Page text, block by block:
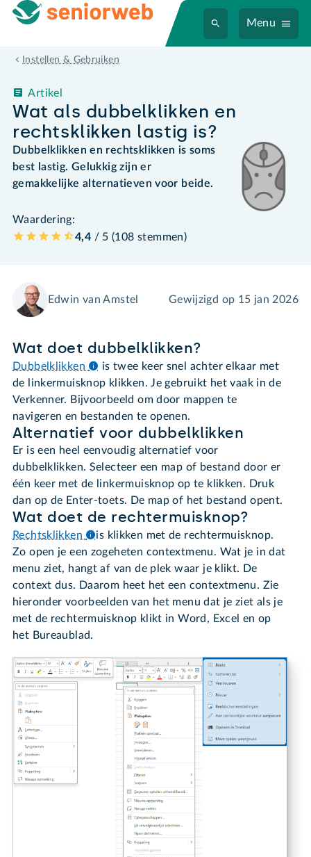
Menu
Instellen & Gebruiken
Wat als dubbelklikken en
rechtsklikken lastig is?
Artikel
Dubbelklikken en rechtsklikken is soms
best lastig. Gelukkig zijn er
gemakkelijke alternatieven voor beide.
Waardering:
4,4 / 5 (108 stemmen)
Edwin van Amstel Gewijzigd op 15 jan 2026
Wat doet dubbelklikken?
Dubbelklikken
is twee keer snel achter elkaar met
de linkermuisknop klikken. Je gebruikt het vaak in de
Verkenner. Bijvoorbeeld om door mappen te
navigeren en bestanden te openen.
Alternatief voor dubbelklikken
Er is een heel eenvoudig alternatief voor
dubbelklikken. Selecteer een map of bestand door er
één keer met de linkermuisknop op te klikken. Druk
dan op de Enter-toets. De map of het bestand opent.
Wat doet de rechtermuisknop?
Rechtsklikken
is klikken met de rechtermuisknop.
Zo open je een zogeheten contextmenu. Wat je in dat
menu ziet, hangt af van de plek waar je klikt. De
context dus. Daarom heet het een contextmenu. Zie
hieronder voorbeelden van het menu dat je ziet als je
met de rechtermuisknop klikt in Word, Excel en op
het Bureaublad.